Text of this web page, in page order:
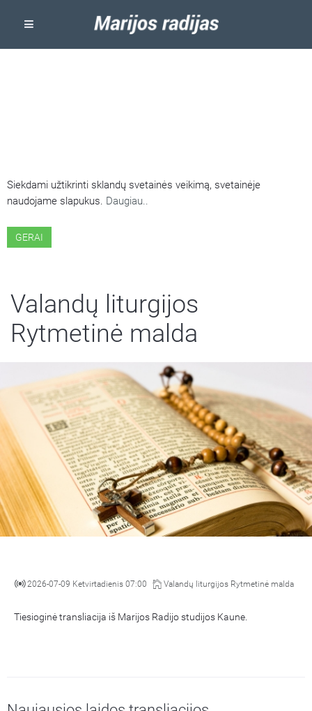
Siekdami užtikrinti sklandų svetainės veikimą, svetainėje
naudojame slapukus. Daugiau..
GERAI
Valandų liturgijos
Rytmetinė malda
2026-07-09 Ketvirtadienis 07:00 Valandų liturgijos Rytmetinė malda
Tiesioginė transliacija iš Marijos Radijo studijos Kaune.